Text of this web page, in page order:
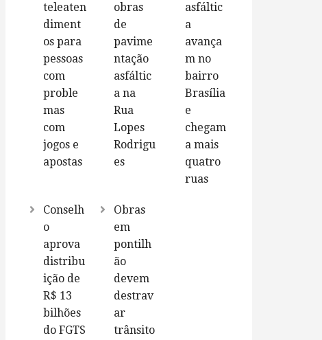
teleaten
diment
os para
pessoas
com
proble
mas
com
jogos e
apostas
obras
de
pavime
ntação
asfáltic
a na
Rua
Lopes
Rodrigu
es
asfáltic
a
avança
m no
bairro
Brasília
e
chegam
a mais
quatro
ruas
Conselh
o
aprova
distribu
ição de
R$ 13
bilhões
do FGTS
Obras
em
pontilh
ão
devem
destrav
ar
trânsito